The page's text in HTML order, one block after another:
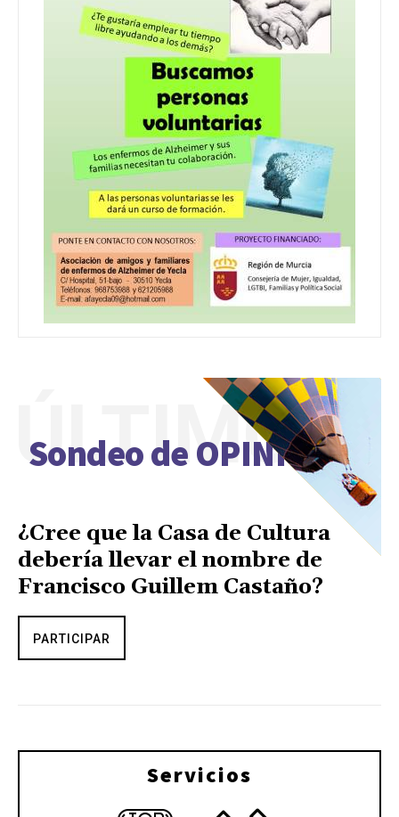
Sondeo de OPINIÓN
ÚLTIMO
¿Cree que la Casa de Cultura
debería llevar el nombre de
Francisco Guillem Castaño?
PARTICIPAR
Servicios